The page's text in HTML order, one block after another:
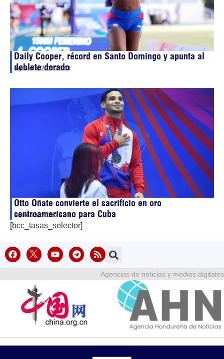
Daily Cooper, récord en Santo Domingo y apunta al
doblete dorado
agosto 5, 202623:43
Otto Oñate convierte el sacrificio en oro
centroamericano para Cuba
agosto 5, 202622:43
[bcc_tasas_selector]
Agencias de noticias y medios digitales